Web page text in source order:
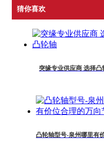
猜你喜欢
突缘专业供应商 选择凸